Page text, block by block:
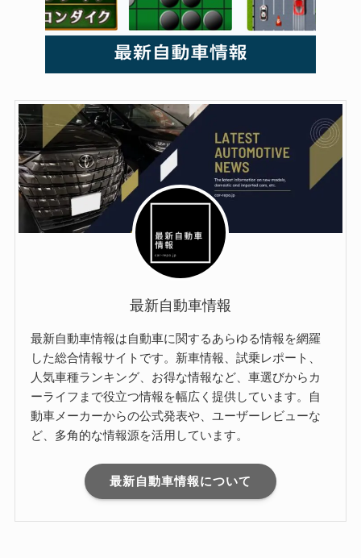
最新自動車情報
最新自動車情報は自動車に関するあらゆる情報を網羅
した総合情報サイトです。新車情報、試乗レポート、
人気車種ランキング、お得な情報など、車選びからカ
ーライフまで役立つ情報を幅広く提供しています。自
動車メーカーからの公式発表や、ユーザーレビューな
ど、多角的な情報源を活用しています。
最新自動車情報について